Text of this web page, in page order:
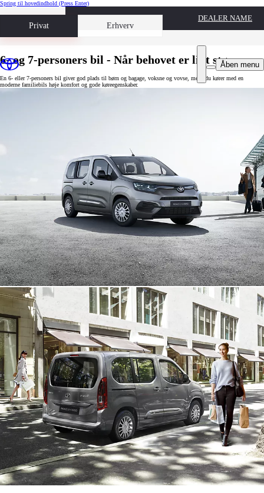
Spring til hovedindhold (Press Enter)
Privat Erhverv
Book prøvetur
DEALER NAME
Åben menu
6- og 7-personers bil - Når behovet er lidt større
En 6- eller 7-personers bil giver god plads til børn og bagage, voksne og vovse, mens du kører med en
moderne familiebils høje komfort og gode køreegenskaber.